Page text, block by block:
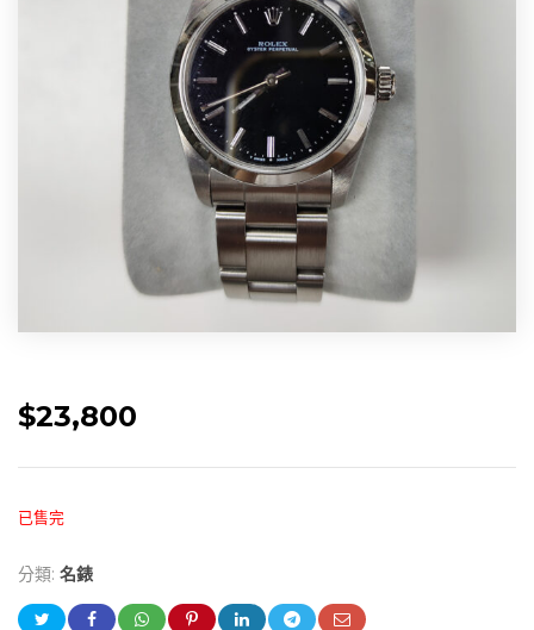
$23,800
已售完
分類: 名錶